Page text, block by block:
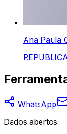
Ana Paula
WhatsApp
Dados abertos